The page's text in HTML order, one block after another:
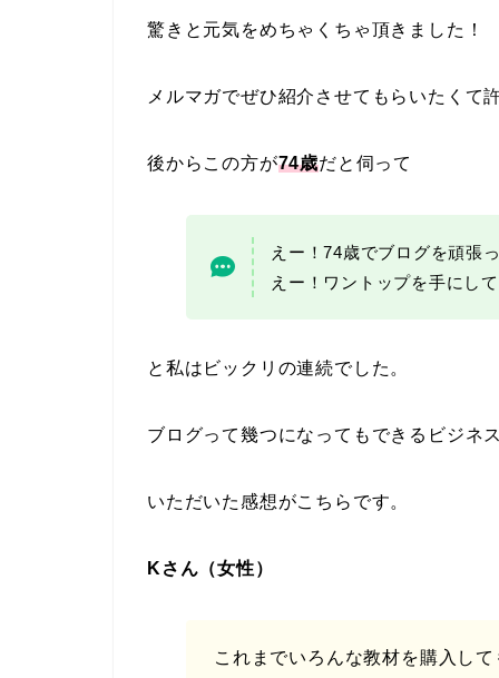
驚きと元気をめちゃくちゃ頂きました！
メルマガでぜひ紹介させてもらいたくて
後からこの方が74歳だと伺って
えー！74歳でブログを頑張
えー！ワントップを手にし
と私はビックリの連続でした。
ブログって幾つになってもできるビジネ
いただいた感想がこちらです。
Kさん（女性）
これまでいろんな教材を購入し